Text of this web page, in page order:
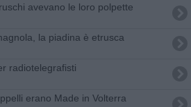
avevano le loro polpette
la piadina è etrusca
radiotelegrafisti
erano Made in Volterra